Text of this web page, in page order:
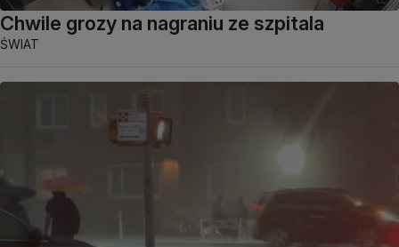
Chwile grozy na nagraniu ze szpitala
ŚWIAT